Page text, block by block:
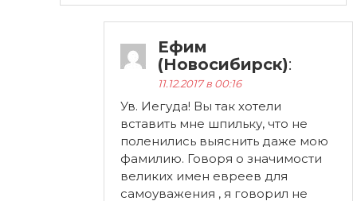
Ефим
(Новосибирск):
11.12.2017 в 00:16
Ув. Иегуда! Вы так хотели
вставить мне шпильку, что не
поленились выяснить даже мою
фамилию. Говоря о значимости
великих имен евреев для
самоуважения , я говорил не